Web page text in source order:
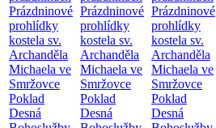
Prázdninové
prohlídky
kostela sv.
Archanděla
Michaela ve
Smržovce
Poklad
Desná
Prázdninové
prohlídky
kostela sv.
Archanděla
Michaela ve
Smržovce
Poklad
Desná
Prázdninové
prohlídky
kostela sv.
Archanděla
Michaela ve
Smržovce
Poklad
Desná